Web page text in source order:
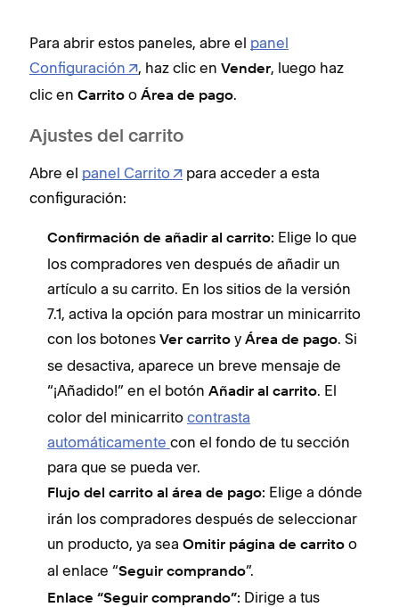
Para abrir estos paneles, abre el panel
Configuración
, haz clic en Vender, luego haz
clic en Carrito o Área de pago.
Ajustes del carrito
Abre el panel Carrito
para acceder a esta
configuración:
Confirmación de añadir al carrito: Elige lo que
los compradores ven después de añadir un
artículo a su carrito. En los sitios de la versión
7.1, activa la opción para mostrar un minicarrito
con los botones Ver carrito y Área de pago. Si
se desactiva, aparece un breve mensaje de
“¡Añadido!” en el botón Añadir al carrito. El
color del minicarrito contrasta
automáticamente con el fondo de tu sección
para que se pueda ver.
Flujo del carrito al área de pago: Elige a dónde
irán los compradores después de seleccionar
un producto, ya sea Omitir página de carrito o
al enlace “Seguir comprando”.
Enlace “Seguir comprando”: Dirige a tus